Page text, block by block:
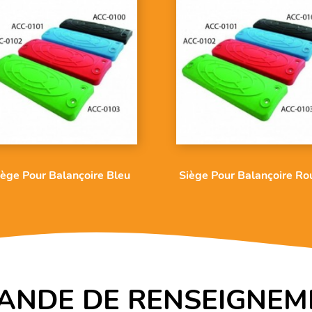
Pour Balançoire Bleu Siège Pour Balançoire
DE